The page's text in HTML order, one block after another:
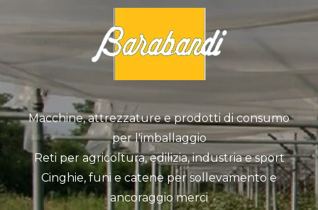
Macchine, attrezzature e prodotti di consumo
per l'imballaggio
Reti per agricoltura, edilizia, industria e sport
Cinghie, funi e catene per sollevamento e
ancoraggio merci